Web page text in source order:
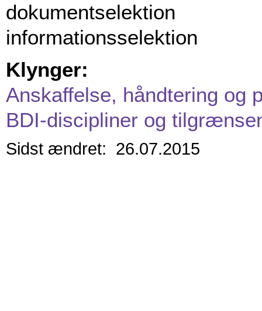
dokumentselektion
informationsselektion
Klynger:
Anskaffelse, håndtering og
BDI-discipliner og
Sidst ændret: 26.07.2015